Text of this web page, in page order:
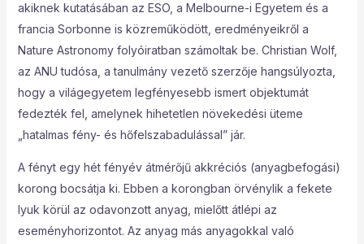
akiknek kutatásában az ESO, a Melbourne-i Egyetem és a
francia Sorbonne is közreműködött, eredményeikről a
Nature Astronomy folyóiratban számoltak be. Christian Wolf,
az ANU tudósa, a tanulmány vezető szerzője hangsúlyozta,
hogy a világegyetem legfényesebb ismert objektumát
fedezték fel, amelynek hihetetlen növekedési üteme
„hatalmas fény- és hőfelszabadulással” jár.
A fényt egy hét fényév átmérőjű akkréciós (anyagbefogási)
korong bocsátja ki. Ebben a korongban örvénylik a fekete
lyuk körül az odavonzott anyag, mielőtt átlépi az
eseményhorizontot. Az anyag más anyagokkal való